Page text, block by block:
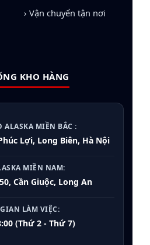
› Vận chuyển tận nơi
KHO HÀNG
ALASKA MIỀN BẮC :
Lợi, Long Biên, Hà Nội
MIỀN NAM:
Cần Giuộc, Long An
LÀM VIỆC:
(Thứ 2 - Thứ 7)